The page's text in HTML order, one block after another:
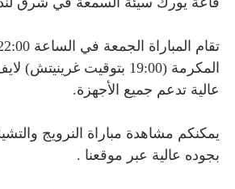
المكرمة (19:00 بتوقيت
عالية تدعم جميع الأجهزة.
يمكنكم مشاهدة مباراة النرويج
بجوده عالية عبر موقعنا .